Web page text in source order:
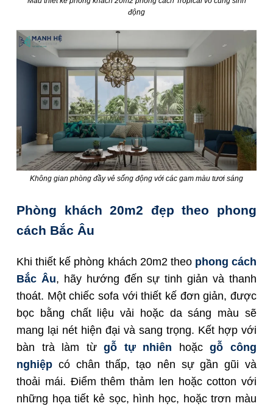
động
Không gian phòng đầy vẻ sống động với các gam màu tươi sáng
Phòng khách 20m2 đẹp theo phong
cách Bắc Âu
Khi thiết kế phòng khách 20m2 theo phong cách
Bắc Âu, hãy hướng đến sự tinh giản và thanh
thoát. Một chiếc sofa với thiết kế đơn giản, được
bọc bằng chất liệu vải hoặc da sáng màu sẽ
mang lại nét hiện đại và sang trọng. Kết hợp với
bàn trà làm từgỗ tự nhiên hoặcgỗ công
nghiệp có chân thấp, tạo nên sự gần gũi và
thoải mái. Điểm thêm thảm len hoặc cotton với
những họa tiết kẻ sọc, hình học, hoặc trơn màu